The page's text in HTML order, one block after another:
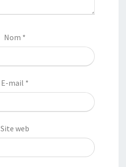
Nom *
E-mail *
Site web